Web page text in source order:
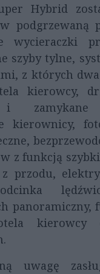
Hybrid
podgrzewaną
wycieraczki
szyby tylne,
z których
kierowcy,
zamykane
kierownicy,
z funkcją
przodu,
panoramiczny,
kierowcy
uwagę